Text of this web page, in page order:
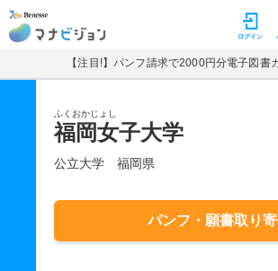
マナビジョン ログイン
【注目!】パンフ請求で2000円分電子図書
ふくおかじょし
福岡女子大学
公立大学 福岡県
パンフ・願書取り